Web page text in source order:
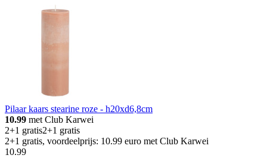
Pilaar kaars stearine roze - h20xd6,8cm
10.99 met Club Karwei
2+1 gratis2+1 gratis
2+1 gratis, voordeelprijs: 10.99 euro met Club Karwei
10.99